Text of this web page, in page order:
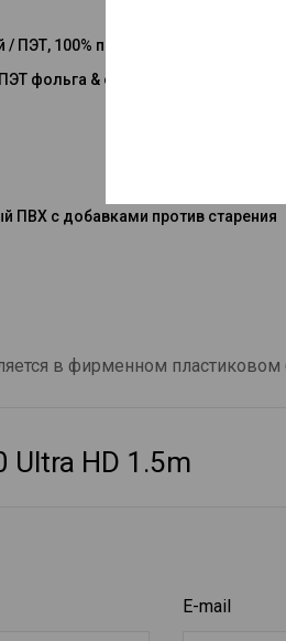
ПЭТ, 100% покрытие
фольга & оплетка, 100% покрытие
ПВХ с добавками против старения
в фирменном
Ultra HD 1.5m
E-mail